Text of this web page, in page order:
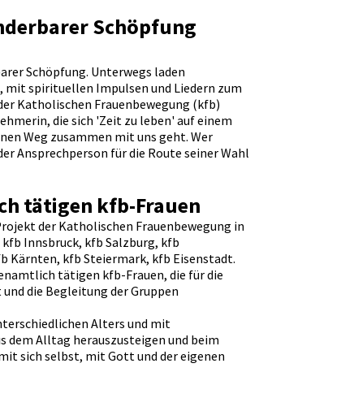
Schöpfung
Schöpfung. Unterwegs laden
mit spirituellen Impulsen und Liedern zum
Katholischen Frauenbewegung (kfb)
die sich 'Zeit zu leben' auf einem
Weg zusammen mit uns geht. Wer
Ansprechperson für die Route seiner Wahl
tätigen kfb-Frauen
der Katholischen Frauenbewegung in
Innsbruck, kfb Salzburg, kfb
Kärnten, kfb Steiermark, kfb Eisenstadt.
tätigen kfb-Frauen, die für die
die Begleitung der Gruppen
Alters und mit
dem Alltag herauszusteigen und beim
sich selbst, mit Gott und der eigenen